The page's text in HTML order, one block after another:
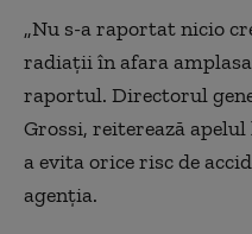
„Nu s-a raportat nicio
radiații în afara
raportul. Directorul
Grossi, reiterează
a evita orice risc de
agenția.